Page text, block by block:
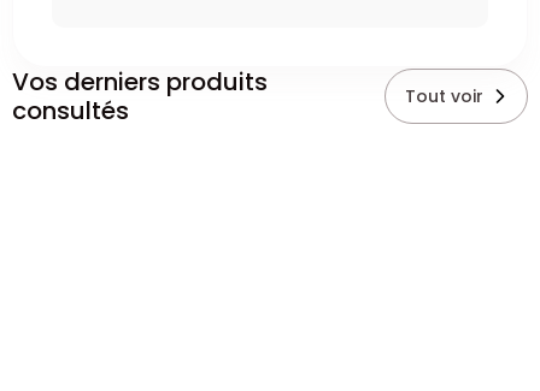
Vos derniers produits
consultés
Tout voir